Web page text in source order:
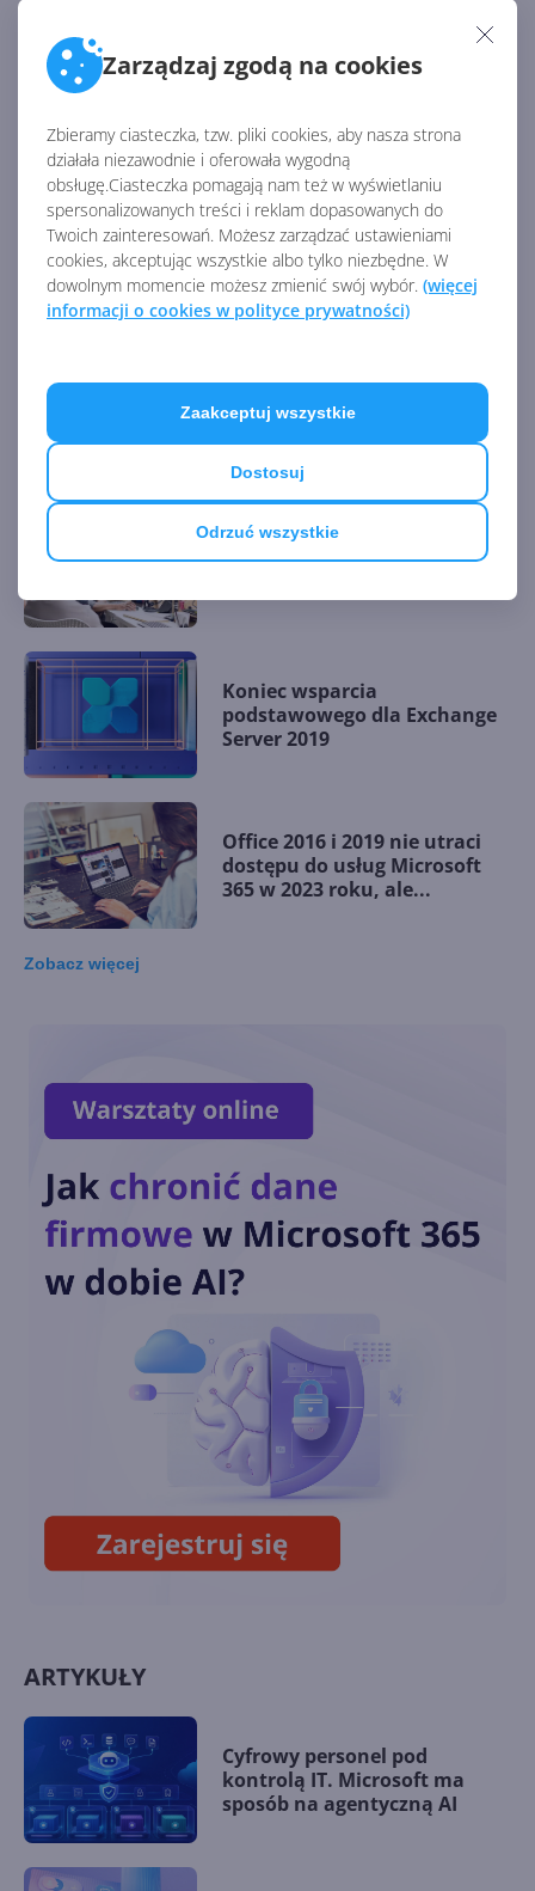
Zarządzaj zgodą na cookies
Zbieramy ciasteczka, tzw. pliki cookies, aby nasza strona
działała niezawodnie i oferowała wygodną
obsługę.Ciasteczka pomagają nam też w wyświetlaniu
spersonalizowanych treści i reklam dopasowanych do
Twoich zainteresowań. Możesz zarządzać ustawieniami
cookies, akceptując wszystkie albo tylko niezbędne. W
dowolnym momencie możesz zmienić swój wybór. (więcej
informacji o cookies w polityce prywatności)
Odrzuć wszystkie
Dostosuj
Zaakceptuj wszystkie
procesora Apple Silicon. Kolejne uruchomienia będą
już szybkie.
Źródło:
https://support.microsoft.com/en-
us/office/microsoft-365-and-office-2019-support-for-
apple-silicon-c55b603e-14a6-4b69-bdc0-
2bb4c9a36834?ui=en-us&rs=en-us&ad=us
AKTUALNOŚCI Z KATEGORII OFFICE 2019
Dziś koniec wsparcia dla
Office 2016, Office 2019 i
Koniec wsparcia dla Office
2019 i 2016 oficjalnie
Koniec wsparcia
podstawowego dla Exchange
Server 2019
Office 2016 i 2019 nie utraci
dostępu do usług Microsoft
365 w 2023 roku, ale...
Y2K22 bug: nowy rok zaczął
się od problemów z Exchange
Server
Aplikacje Office od dziś
Mac z M1
Wiemy już, jak Microsoft 365 i
Office 2019 będą działać na
Apple Silicon
Zobacz więcej
ARTYKUŁY
Cyfrowy personel pod
kontrolą IT. Microsoft ma
sposób na agentyczną AI